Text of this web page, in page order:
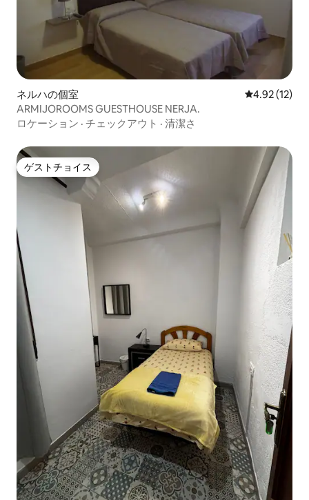
ネルハの個室 レビュー12
4.92 (12)
ARMIJOROOMS GUESTHOUSE NERJA.
ロケーション · チェックアウト · 清潔さ
ゲストチョイス
ゲストチョイス